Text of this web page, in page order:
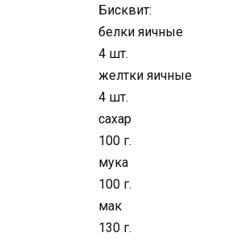
Бисквит:
белки яичные
4 шт.
желтки яичные
4 шт.
сахар
100 г.
мука
100 г.
мак
130 г.